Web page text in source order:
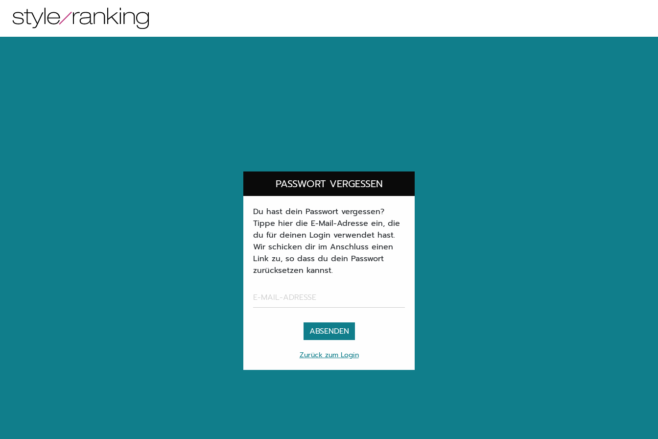
PASSWORT VERGESSEN
Du hast dein Passwort vergessen?
Tippe hier die E-Mail-Adresse ein, die
du für deinen Login verwendet hast.
Wir schicken dir im Anschluss einen
Link zu, so dass du dein Passwort
zurücksetzen kannst.
ABSENDEN
Zurück zum Login